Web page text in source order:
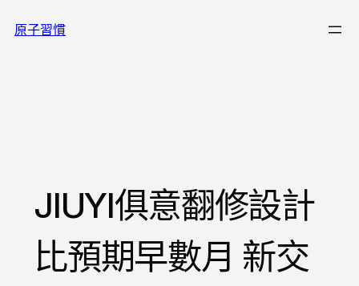
至原子習慣
JIUYI俱意翻修設計
比預期早數月 新交